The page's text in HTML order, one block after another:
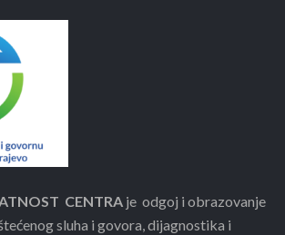
CENTRA je odgoj i obrazovanje
sluha i govora, dijagnostika i